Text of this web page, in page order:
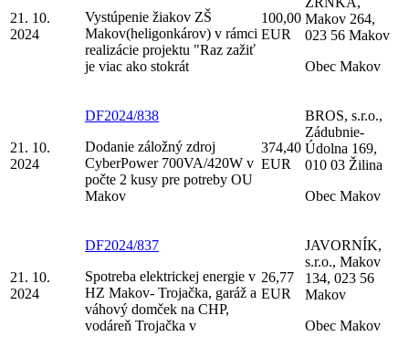
21. 10.
2024
Vystúpenie žiakov ZŠ
Makov(heligonkárov) v rámci
realizácie projektu "Raz zažiť
je viac ako stokrát
100,00
EUR
Makov 264,
023 56 Makov
Obec Makov
21. 10.
2024
DF2024/838
Dodanie záložný zdroj
CyberPower 700VA/420W v
počte 2 kusy pre potreby OU
Makov
374,40
EUR
BROS, s.r.o.,
Zádubnie-
Údolna 169,
010 03 Žilina
Obec Makov
21. 10.
2024
DF2024/837
Spotreba elektrickej energie v
HZ Makov- Trojačka, garáž a
váhový domček na CHP,
vodáreň Trojačka v
26,77
EUR
JAVORNÍK,
s.r.o., Makov
134, 023 56
Makov
Obec Makov